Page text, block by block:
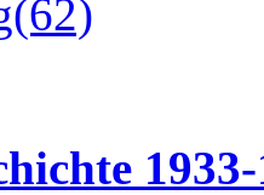
(62)
1933-